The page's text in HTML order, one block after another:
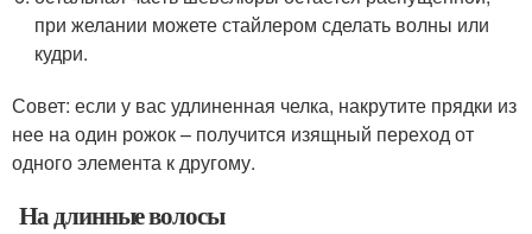
при желании можете стайлером сделать волны или
кудри.
Совет: если у вас удлиненная челка, накрутите прядки из
нее на один рожок – получится изящный переход от
одного элемента к другому.
На длинные волосы